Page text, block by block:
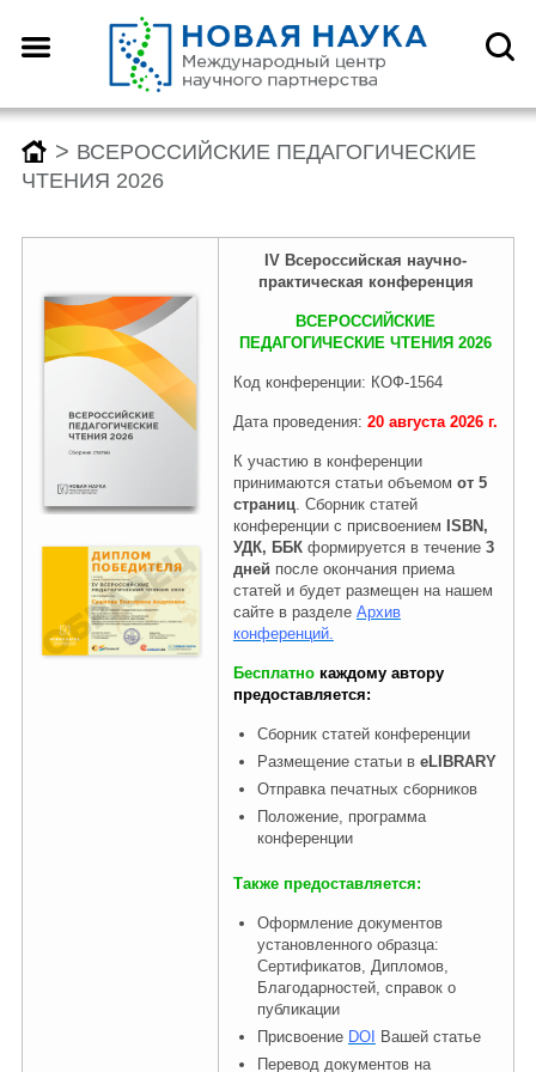
Назад
О центре
Как оформить научную
статью для публикации
Отзывы
Редколлегия
Правовая информация
Назад
Конференции
Заявка (регистрация) на
конференцию
Архив конференций 2026
2025-2019
Назад
Монографии
Заявка на публикацию
монографии
Архив монографий 2026
2025-2019
Назад
Конкурсы
Заявка (регистрация) на
конкурс
Архив конкурсов 2026
2025-2019
> ВСЕРОССИЙСКИЕ ПЕДАГОГИЧЕСКИЕ
ЧТЕНИЯ 2026
IV Всероссийская научно-
практическая конференция
ВСЕРОССИЙСКИЕ
ПЕДАГОГИЧЕСКИЕ ЧТЕНИЯ 2026
Код конференции: КОФ-1564
Дата проведения: 20 августа 2026г.
К участию в конференции
принимаются статьи объемом от 5
страниц. Сборник статей
конференции с присвоением ISBN,
УДК, ББКформируется в течение3
дней после окончания приема
статей и будет размещен на нашем
сайте в разделе Архив
конференций.
Бесплатно каждому автору
предоставляется:
Сборник статей конференции
Размещение статьи в eLIBRARY
Отправка печатных сборников
Положение, программа
конференции
Также предоставляется:
Оформление документов
установленного образца:
Сертификатов, Дипломов,
Благодарностей, справок о
публикации
Присвоение DOI
Вашей статье
Перевод документов на